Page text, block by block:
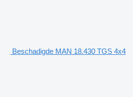
Beschadigde MAN 18.430 TGS 4x4